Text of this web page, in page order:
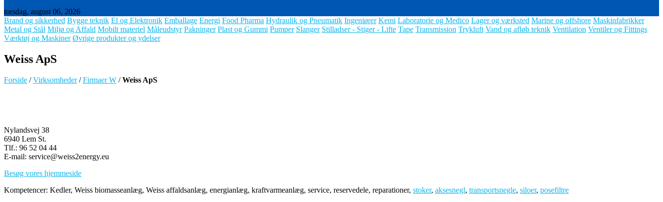
torsdag, august 06, 2026
Brand og sikkerhed Bygge teknik El og Elektronik Emballage Energi Food Pharma Hydraulik og Pneumatik Ingeniører Kemi Laboratorie og Medico Lager og værksted Marine og offshore Maskinfabrikker
Metal og Stål Miljø og Affald Mobilt materiel Måleudstyr Pakninger Plast og Gummi Pumper Slanger Stilladser - Stiger - Lifte Tape Transmission Trykluft Vand og afløb teknik Ventilation Ventiler og Fittings
Værktøj og Maskiner Øvrige produkter og ydelser
Weiss ApS
Forside /Virksomheder/Firmaer W /Weiss ApS
Nylandsvej 38
6940 Lem St.
Tlf.: 96 52 04 44
E-mail: service@weiss2energy.eu
Besøg vores hjemmeside
Kompetencer: Kedler, Weiss biomasseanlæg, Weiss affaldsanlæg, energianlæg, kraftvarmeanlæg, service, reservedele, reparationer, stoker, aksesnegl, transportsnegle, siloer, posefiltre